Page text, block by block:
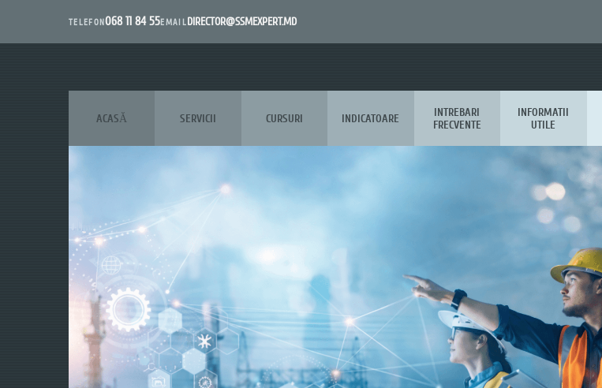
TELEFON068 11 84 55EMAILDIRECTOR@SSMEXPERT.MD
ACASĂ SERVICII CURSURI INDICATOARE
INTREBARI
FRECVENTE
INFORMATII
UTILE